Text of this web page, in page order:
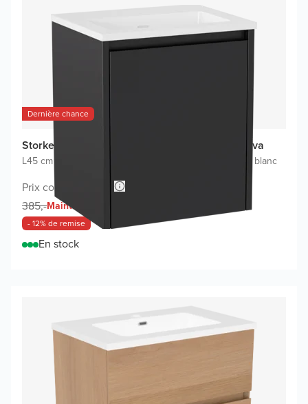
Dernière chance
Storke Seda meuble salle bains avec lavabo Diva
L45 cm x P35 cm Lavabo blanc
Prix conseillé 700,-
385,-Maintenant
- 12% de remise
En stock